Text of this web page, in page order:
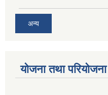
अन्य
योजना तथा परियोजना